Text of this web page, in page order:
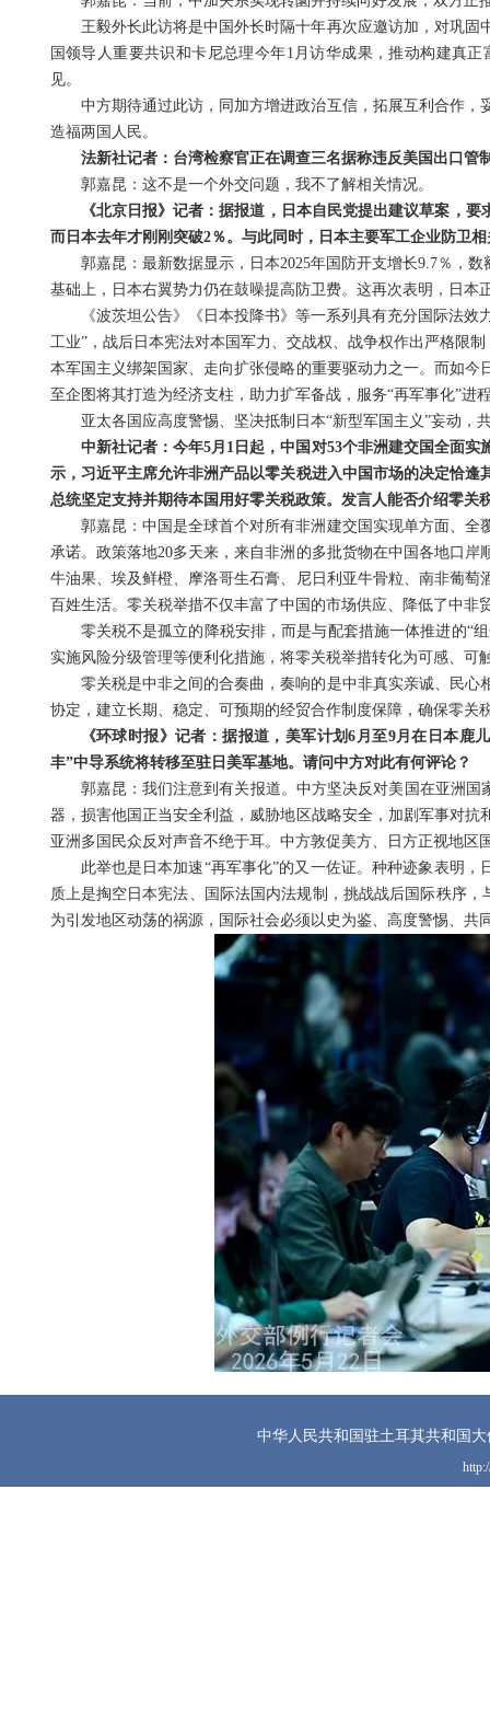
王毅外长此访将是中国外长时隔十年再次应邀访加，对巩
国领导人重要共识和卡尼总理今年1月访华成果，推动构建真
见。
中方期待通过此访，同加方增进政治互信，拓展互利合作
造福两国人民。
法新社记者：台湾检察官正在调查三名据称违反美国出口
郭嘉昆：这不是一个外交问题，我不了解相关情况。
《北京日报》记者：据报道，日本自民党提出建议草案，
而日本去年才刚刚突破2％。与此同时，日本主要军工企业防卫
郭嘉昆：最新数据显示，日本2025年国防开支增长9.7％，
基础上，日本右翼势力仍在鼓噪提高防卫费。这再次表明，日本
《波茨坦公告》《日本投降书》等一系列具有充分国际法
工业”，战后日本宪法对本国军力、交战权、战争权作出严格限
本军国主义绑架国家、走向扩张侵略的重要驱动力之一。而如
至企图将其打造为经济支柱，助力扩军备战，服务“再军事化”进
亚太各国应高度警惕、坚决抵制日本“新型军国主义”妄动，
中新社记者：今年5月1日起，中国对53个非洲建交国全面
示，习近平主席允许非洲产品以零关税进入中国市场的决定恰
总统坚定支持并期待本国用好零关税政策。发言人能否介绍零关
郭嘉昆：中国是全球首个对所有非洲建交国实现单方面、
承诺。政策落地20多天来，来自非洲的多批货物在中国各地口
牛油果、埃及鲜橙、摩洛哥生石膏、尼日利亚牛骨粒、南非葡
百姓生活。零关税举措不仅丰富了中国的市场供应、降低了中非
零关税不是孤立的降税安排，而是与配套措施一体推进的“
实施风险分级管理等便利化措施，将零关税举措转化为可感、可
零关税是中非之间的合奏曲，奏响的是中非真实亲诚、民
协定，建立长期、稳定、可预期的经贸合作制度保障，确保零
《环球时报》记者：据报道，美军计划6月至9月在日本
丰”中导系统将转移至驻日美军基地。请问中方对此有何评论？
郭嘉昆：我们注意到有关报道。中方坚决反对美国在亚洲
器，损害他国正当安全利益，威胁地区战略安全，加剧军事对
亚洲多国民众反对声音不绝于耳。中方敦促美方、日方正视地
此举也是日本加速“再军事化”的又一佐证。种种迹象表明
质上是掏空日本宪法、国际法国内法规制，挑战战后国际秩序
为引发地区动荡的祸源，国际社会必须以史为鉴、高度警惕、共
中华人民共和国驻土耳其共和国大